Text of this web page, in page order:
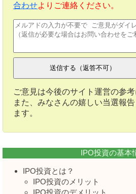
合わせよりご連絡ください。
ご意見は今後のサイト運営の参考
また、みなさんの嬉しい当選報
ます。
IPO投資の基本
IPO投資とは？
IPO投資のメリット
IPO投資のデメリット